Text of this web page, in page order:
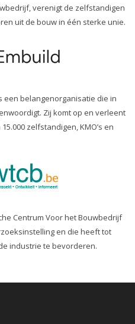
verenigt de zelfstandigen
uit de bouw in één sterke unie.
een belangenorganisatie die in
Zij komt op en verleent
zelfstandigen, KMO’s en
Centrum Voor het Bouwbedrijf
en die heeft tot
industrie te bevorderen.